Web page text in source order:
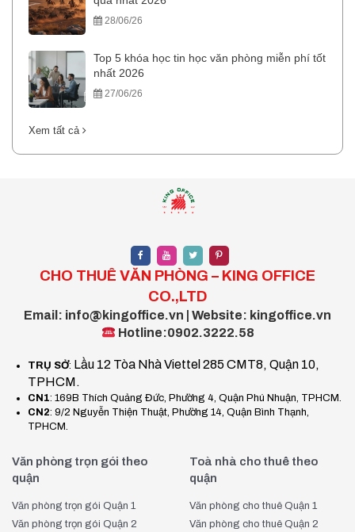
28/06/26
Top 5 khóa học tin học văn phòng miễn phí tốt
nhất 2026
27/06/26
Xem tất cả
CHO THUÊ VĂN PHÒNG – KING OFFICE
CO.,LTD
Email: info@kingoffice.vn | Website: kingoffice.vn
Hotline:0902.3222.58
TRỤ SỞ: Lầu 12 Tòa Nhà Viettel 285 CMT8, Quận 10,
TPHCM.
CN1: 169B Thích Quảng Đức, Phường 4, Quận Phú Nhuận, TPHCM.
CN2: 9/2 Nguyễn Thiện Thuật, Phường 14, Quận Bình Thạnh,
TPHCM.
Văn phòng trọn gói theo
quận
Văn phòng trọn gói Quận 1
Văn phòng trọn gói Quận 2
Toà nhà cho thuê theo
quận
Văn phòng cho thuê Quận 1
Văn phòng cho thuê Quận 2